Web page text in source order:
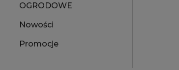
OGRODOWE
Nowości
Promocje